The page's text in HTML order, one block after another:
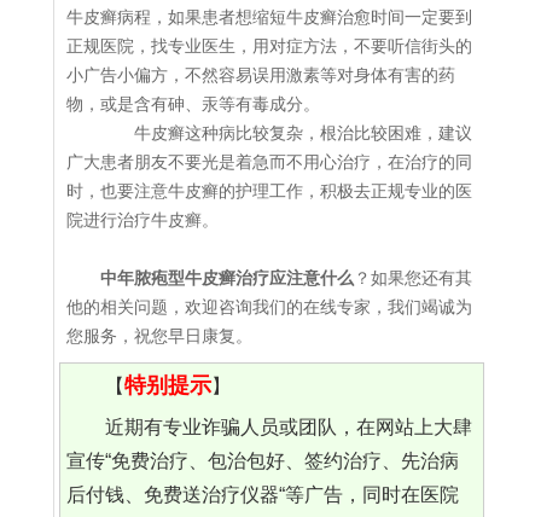
牛皮癣病程，如果患者想缩短牛皮癣治愈时间一定要到
正规医院，找专业医生，用对症方法，不要听信街头的
小广告小偏方，不然容易误用激素等对身体有害的药
物，或是含有砷、汞等有毒成分。
牛皮癣这种病比较复杂，根治比较困难，建议
广大患者朋友不要光是着急而不用心治疗，在治疗的同
时，也要注意牛皮癣的护理工作，积极去正规专业的医
院进行治疗牛皮癣。
中年脓疱型牛皮癣治疗应注意什么 ？如果您还有其
他的相关问题，欢迎咨询我们的在线专家，我们竭诚为
您服务，祝您早日康复。
【特别提示】
近期有专业诈骗人员或团队，在网站上大肆
宣传“免费治疗、包治包好、签约治疗、先治病
后付钱、免费送治疗仪器“等广告，同时在医院